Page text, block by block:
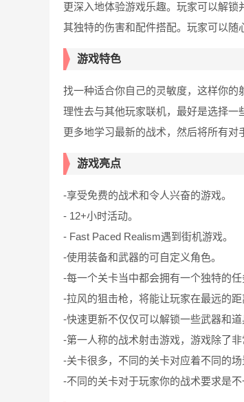
更深入地体验游戏乐趣。玩家可以解
其独特的伤害和配件搭配。玩家可以随
游戏特色
找一种适合你自己的灵敏度，这样你的
理性去与其他玩家联机，最好是选择一
更多地学习最新的战术，然后将所有对
游戏亮点
-享受免费的战术和令人兴奋的游戏。
- 12+小时活动。
- Fast Paced Realism遇到街机游戏。
-使用装备和武器的可自定义角色。
-每一个关卡当中都会拥有一个独特的
-拉风的狙击枪，将能让玩家在最远的距
-快速更新不仅仅可以解锁一些武器和
-第一人称的战术射击游戏，游戏除了
-关卡很多，不同的关卡对应着不同的
-不同的关卡对于玩家你的战术要求是